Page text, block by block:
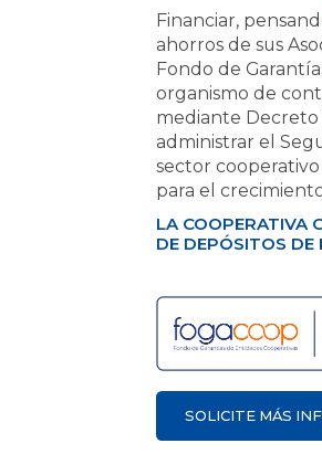
Financiar,
ahorros de sus
Fondo de
organismo de
mediante Decreto
administrar el
sector
para el
LA COOPERATIVA
DE DEPÓSITOS DE
SOLICITE MÁS